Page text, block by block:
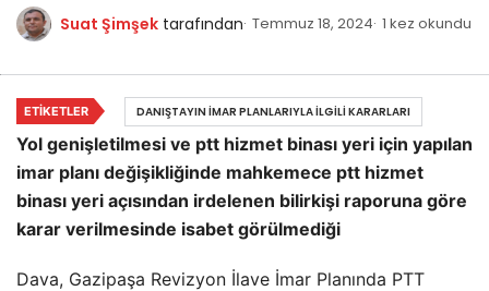
Suat Şimşek tarafından Temmuz 18, 2024 1 kez okundu
Yol genişletilmesi ve ptt hizmet binası yeri için yapılan
imar planı değişikliğinde mahkemece ptt hizmet
binası yeri açısından irdelenen bilirkişi raporuna göre
karar verilmesinde isabet görülmediği
Dava, Gazipaşa Revizyon İlave İmar Planında PTT
ETIKETLER DANIŞTAYIN İMAR PLANLARIYLA İLGILI KARARLARI